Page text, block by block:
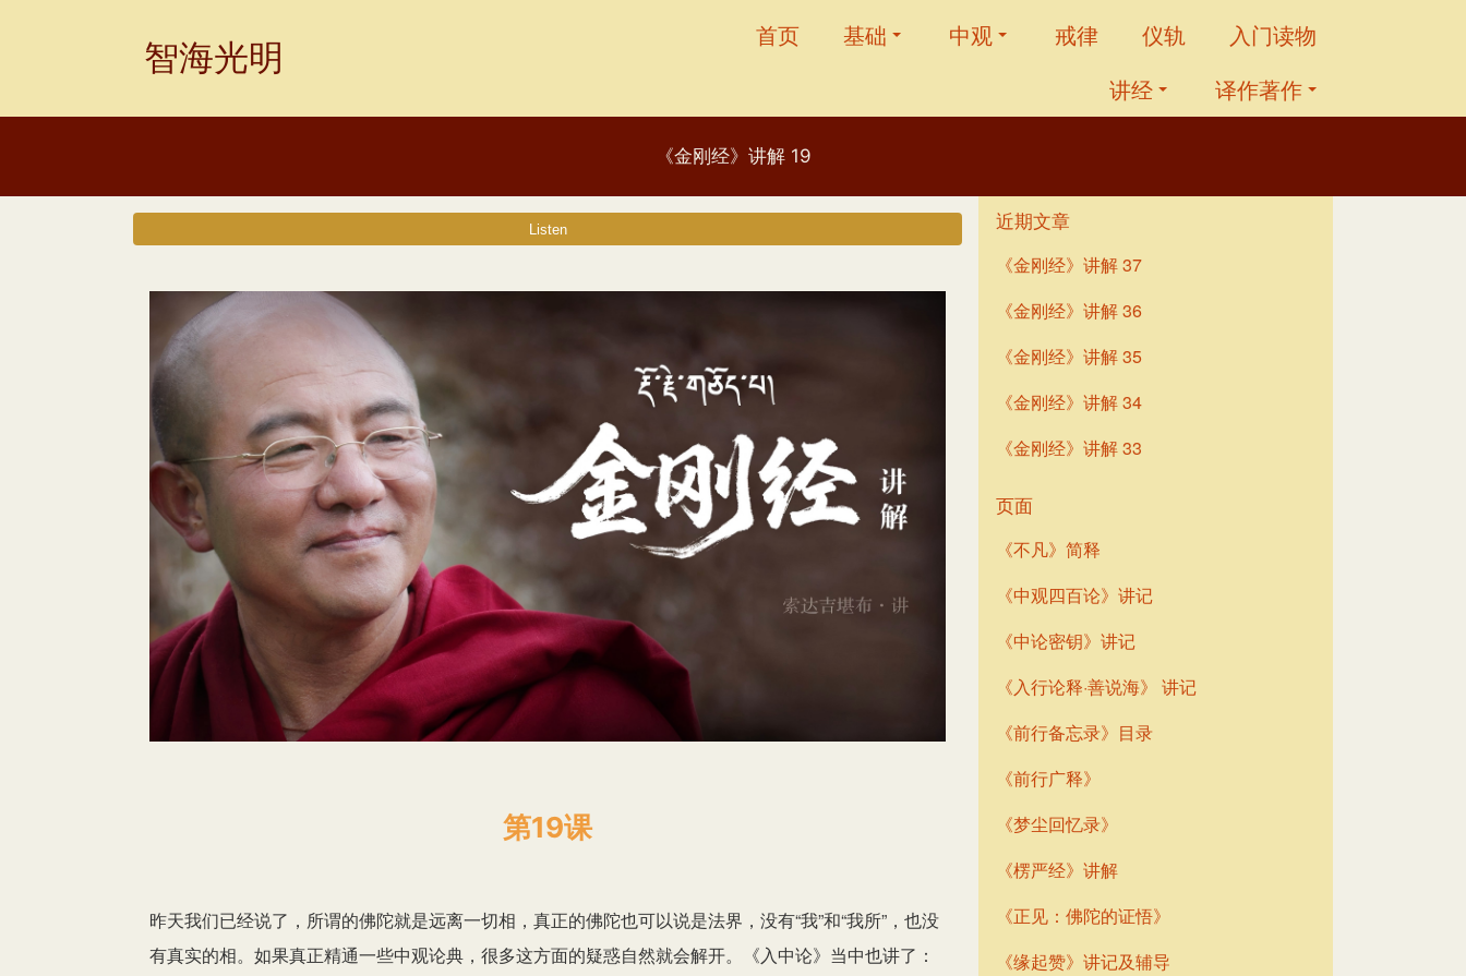
智海光明 首页 基础 中观 戒律 仪轨
入门读物
讲经
译作著作
《金刚经》讲解 19
第19课
昨天我们已经说了，所谓的佛陀就是远离一切相，真正的佛陀也可以说是法界，没有“我”和“我所”，也没
有真实的相。如果真正精通一些中观论典，很多这方面的疑惑自然就会解开。《入中论》当中也讲了：
近期文章
《金刚经》讲解 37
《金刚经》讲解 36
《金刚经》讲解 35
《金刚经》讲解 34
《金刚经》讲解 33
页面
《不凡》简释
《中观四百论》讲记
《中论密钥》讲记
《入行论释·善说海》 讲记
《前行备忘录》目录
《前行广释》
《梦尘回忆录》
《楞严经》讲解
《正见：佛陀的证悟》
《缘起赞》讲记及辅导